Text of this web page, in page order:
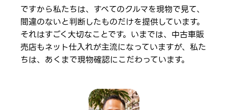
ですから私たちは、すべてのクルマを現物で見て、
間違のないと判断したものだけを提供しています。
それはすごく大切なことです。いまでは、中古車販
売店もネット仕入れが主流になっていますが、私た
ちは、あくまで現物確認にこだわっています。